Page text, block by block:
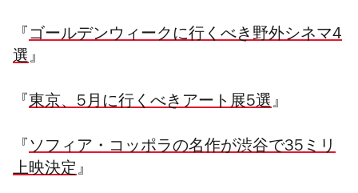
『 ゴールデンウィークに行くべき野外シネマ4
選』
『 東京、5月に行くべきアート展5選』
『 ソフィア・コッポラの名作が渋谷で35ミリ
上映決定』